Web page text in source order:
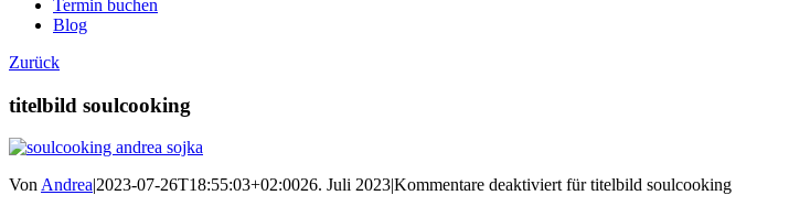
Termin buchen
Blog
Zurück
titelbild soulcooking
VonAndrea|2023-07-26T18:55:03+02:0026. Juli 2023|Kommentare deaktiviertfür titelbild soulcooking